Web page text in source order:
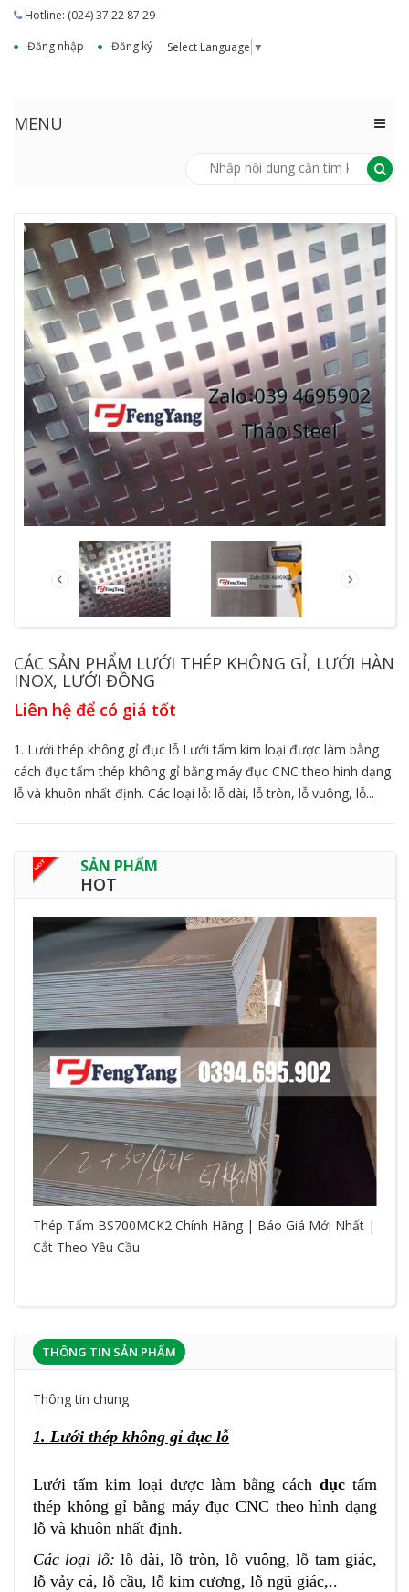
Hotline: (024) 37 22 87 29
Đăng nhập
Đăng ký Select Language ▼
MENU
CÁC SẢN PHẨM LƯỚI THÉP KHÔNG GỈ, LƯỚI HÀN
INOX, LƯỚI ĐỒNG
Liên hệ để có giá tốt
1. Lưới thép không gỉ đục lỗ Lưới tấm kim loại được làm bằng
cách đục tấm thép không gỉ bằng máy đục CNC theo hình dạng
lỗ và khuôn nhất định. Các loại lỗ: lỗ dài, lỗ tròn, lỗ vuông, lỗ...
SẢN PHẨM
HOT
Thép Tấm BS700MCK2 Chính Hãng | Báo Giá Mới Nhất |
Cắt Theo Yêu Cầu
THÔNG TIN SẢN PHẨM
Thông tin chung
1. Lưới thép không gỉ đục lỗ
Lưới tấm kim loại được làm bằng cách đục tấm
thép không gỉ bằng máy đục CNC theo hình dạng
lỗ và khuôn nhất định.
Các loại lỗ: lỗ dài, lỗ tròn, lỗ vuông, lỗ tam giác,
lỗ vảy cá, lỗ cầu, lỗ kim cương, lỗ ngũ giác,..